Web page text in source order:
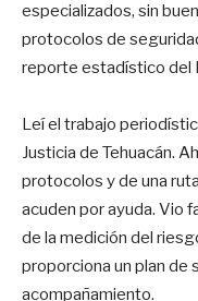
especializados, sin
protocolos de
reporte estadístico del
Leí el trabajo
Justicia de Tehuacán.
protocolos y de una
acuden por ayuda. Vio
de la medición del
proporciona un plan de
acompañamiento.